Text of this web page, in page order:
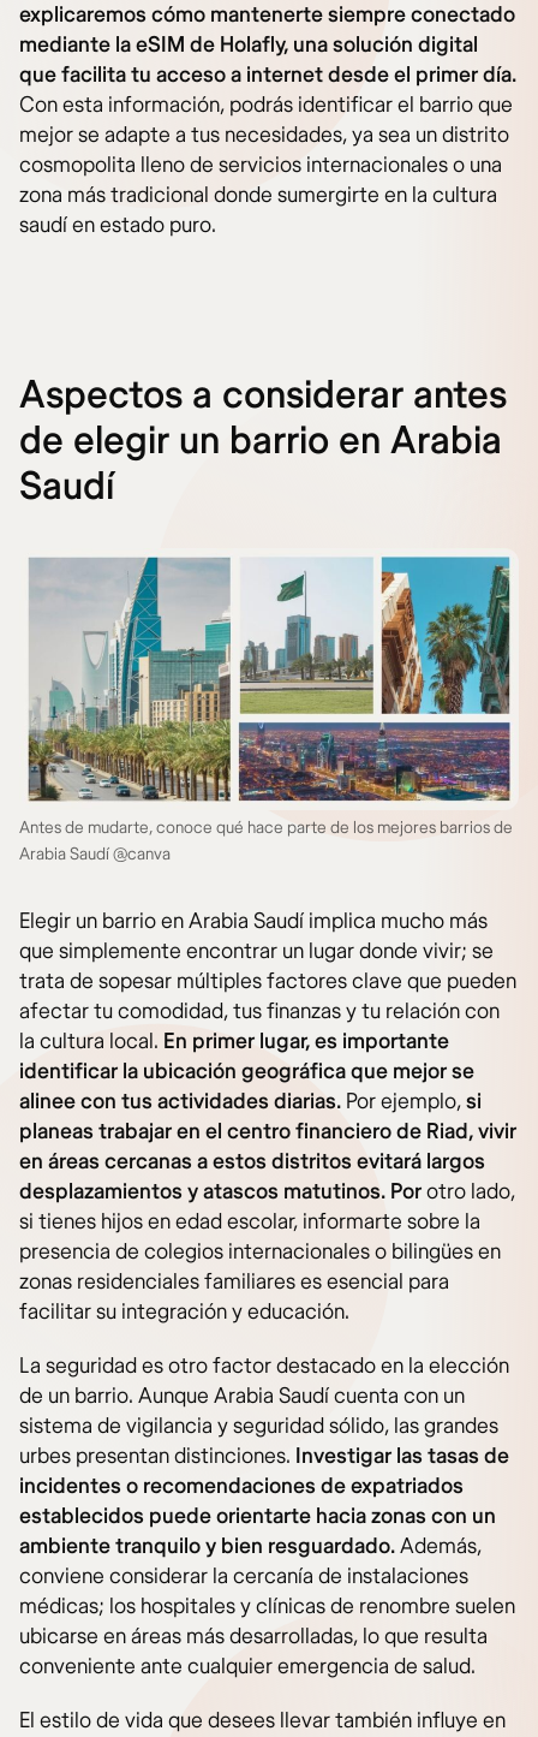
explicaremos cómo mantenerte siempre conectado
mediante la eSIM de Holafly, una solución digital
que facilita tu acceso a internet desde el primer día.
Con esta información, podrás identificar el barrio que
mejor se adapte a tus necesidades, ya sea un distrito
cosmopolita lleno de servicios internacionales o una
zona más tradicional donde sumergirte en la cultura
saudí en estado puro.
Aspectos a considerar antes
de elegir un barrio en Arabia
Saudí
Antes de mudarte, conoce qué hace parte de los mejores barrios de
Arabia Saudí @canva
Elegir un barrio en Arabia Saudí implica mucho más
que simplemente encontrar un lugar donde vivir; se
trata de sopesar múltiples factores clave que pueden
afectar tu comodidad, tus finanzas y tu relación con
la cultura local. En primer lugar, es importante
identificar la ubicación geográfica que mejor se
alinee con tus actividades diarias. Por ejemplo,si
planeas trabajar en el centro financiero de Riad, vivir
en áreas cercanas a estos distritos evitará largos
desplazamientos y atascos matutinos. Porotro lado,
si tienes hijos en edad escolar, informarte sobre la
presencia de colegios internacionales o bilingües en
zonas residenciales familiares es esencial para
facilitar su integración y educación.
La seguridad es otro factor destacado en la elección
de un barrio. Aunque Arabia Saudí cuenta con un
sistema de vigilancia y seguridad sólido, las grandes
urbes presentan distinciones. Investigar las tasas de
incidentes o recomendaciones de expatriados
establecidos puede orientarte hacia zonas con un
ambiente tranquilo y bien resguardado.Además,
conviene considerar la cercanía de instalaciones
médicas; los hospitales y clínicas de renombre suelen
ubicarse en áreas más desarrolladas, lo que resulta
conveniente ante cualquier emergencia de salud.
El estilo de vida que desees llevar también influye en